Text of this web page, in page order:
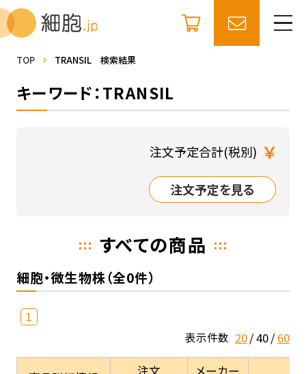
TOP TRANSIL 検索結果
キーワード：TRANSIL
注文予定合計(税別) ￥
注文予定を見る
すべての商品
細胞・微生物株（全0件）
1
表示件数 20 40 60
注文
メーカー